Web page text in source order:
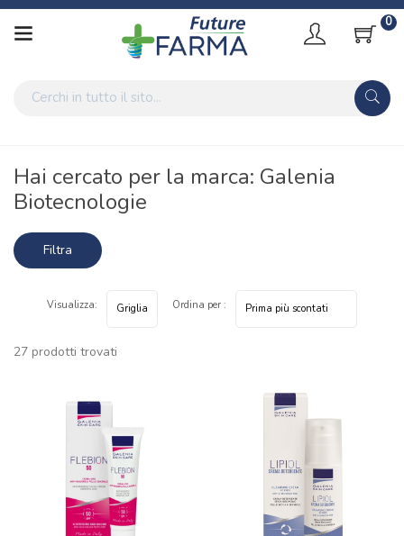
0
Home Marche parafarmaci Galenia Biotecnologie
Hai cercato per la marca: Galenia
Biotecnologie
Filtra
27 prodotti trovati
Visualizza: Ordina per :